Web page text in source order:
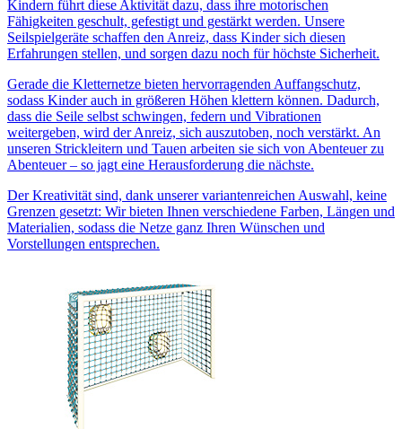
Kindern führt diese Aktivität dazu, dass ihre motorischen
Fähigkeiten geschult, gefestigt und gestärkt werden. Unsere
Seilspielgeräte schaffen den Anreiz, dass Kinder sich diesen
Erfahrungen stellen, und sorgen dazu noch für höchste Sicherheit.
Gerade die Kletternetze bieten hervorragenden Auffangschutz,
sodass Kinder auch in größeren Höhen klettern können. Dadurch,
dass die Seile selbst schwingen, federn und Vibrationen
weitergeben, wird der Anreiz, sich auszutoben, noch verstärkt. An
unseren Strickleitern und Tauen arbeiten sie sich von Abenteuer zu
Abenteuer – so jagt eine Herausforderung die nächste.
Der Kreativität sind, dank unserer variantenreichen Auswahl, keine
Grenzen gesetzt: Wir bieten Ihnen verschiedene Farben, Längen und
Materialien, sodass die Netze ganz Ihren Wünschen und
Vorstellungen entsprechen.